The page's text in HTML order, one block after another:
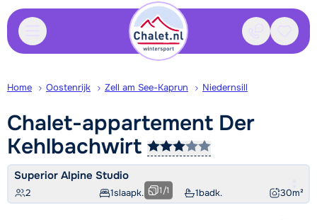
Contact
Home Oostenrijk Zell am See-Kaprun Niedernsill
Chalet-appartement Der
Kehlbachwirt
Superior Alpine Studio
2 1slaapk. 1badk. 30m²
1/1